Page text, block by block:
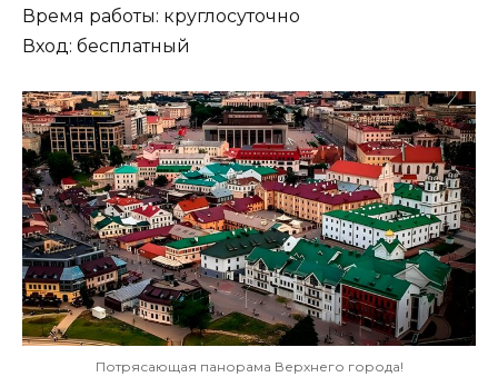
Время работы: круглосуточно
Вход: бесплатный
Потрясающая панорама Верхнего города!